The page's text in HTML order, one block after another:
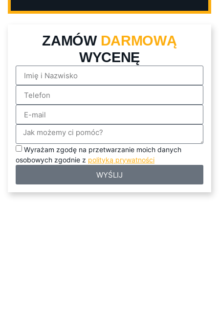
ZAMÓW DARMOWĄ
WYCENĘ
Wyrażam zgodę na przetwarzanie moich danych
osobowych zgodnie z polityką prywatności
WYŚLIJ